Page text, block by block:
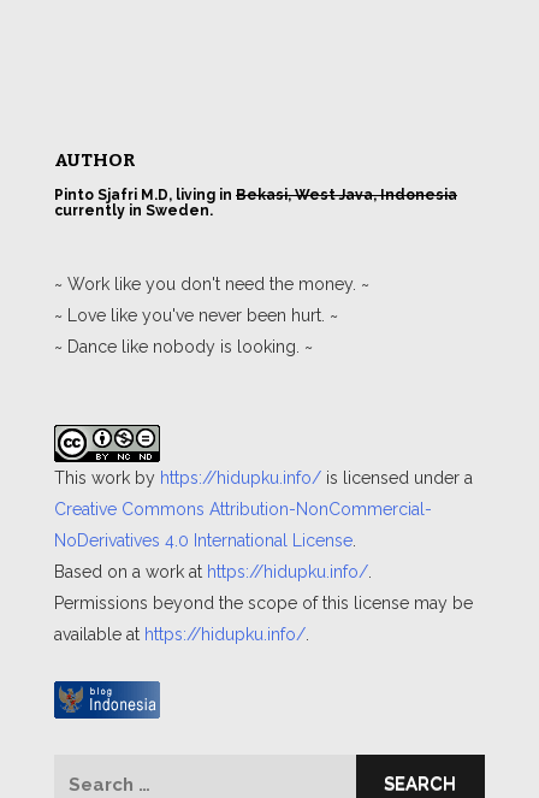
AUTHOR
Pinto Sjafri M.D, living in Bekasi, West Java, Indonesia
currently in Sweden.
~ Work like you don't need the money. ~
~ Love like you've never been hurt. ~
~ Dance like nobody is looking. ~
This work by https://hidupku.info/ is licensed under a
Creative Commons Attribution-NonCommercial-
NoDerivatives 4.0 International License
Based on a work at https://hidupku.info/
Permissions beyond the scope of this license may be
available at https://hidupku.info/